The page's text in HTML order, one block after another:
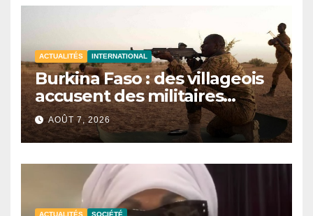
ACTUALITÉS INTERNATIONAL
Burkina Faso : des villageois
accusent des militaires
d’avoir tué au moins 48 civils
après une attaque terroriste
AOÛT 7, 2026
ACTUALITÉS SOCIÉTÉ